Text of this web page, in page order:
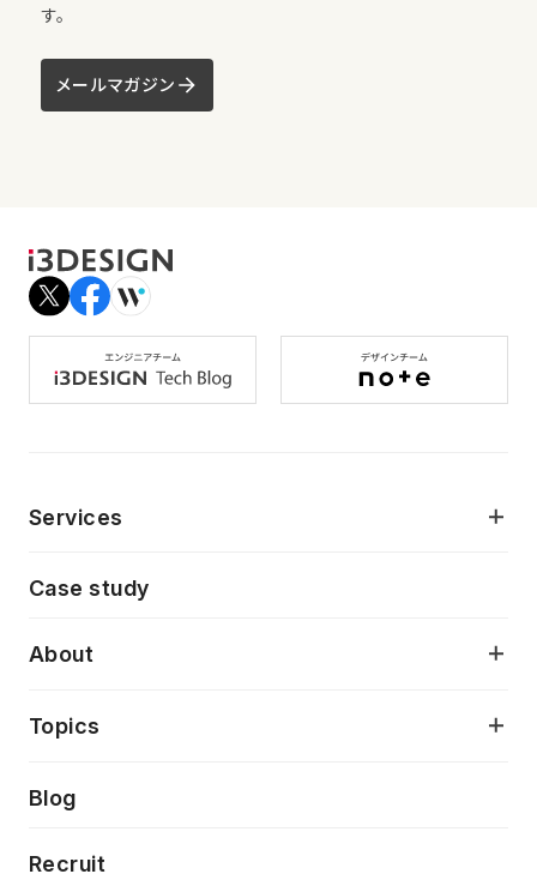
す。
メールマガジン
Services
AI駆動開発支援
モダナイゼーション
特徴量エンジニアリングと生成AI
Case study
About
当社が目指しているもの
Topics
Press release
News
Blog
Recruit